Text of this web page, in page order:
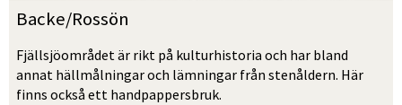
Backe/Rossön
Fjällsjöområdet är rikt på kulturhistoria och har bland
annat hällmålningar och lämningar från stenåldern. Här
finns också ett handpappersbruk.